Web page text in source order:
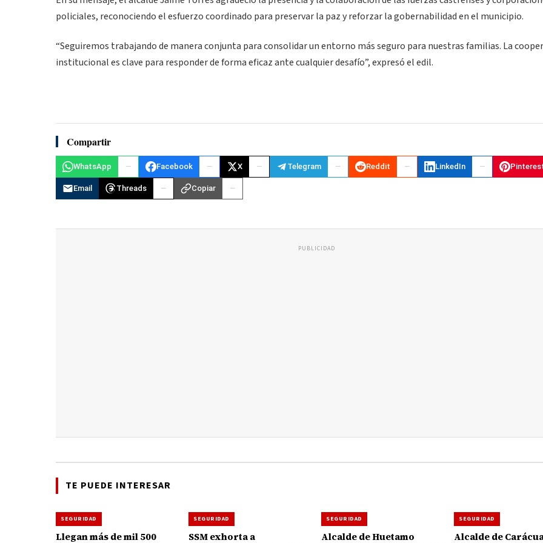
policiales, reconociendo el esfuerzo coordinado para preservar la paz y reforzar la gobernabilidad en el municipio.
“Seguiremos trabajando de manera conjunta para consolidar un entorno más seguro para nuestras familias. La
institucional es clave para responder de forma eficaz ante cualquier desafío”, expresó el edil.
Compartir
WhatsApp Facebook X Telegram Reddit LinkedIn
Email Threads Copiar
PUBLICIDAD
TE PUEDE INTERESAR
SEGURIDAD
Llegan más de mil 500
SEGURIDAD
SSM exhorta a
SEGURIDAD
Alcalde de Huetamo
SEGURIDAD
Alcalde de